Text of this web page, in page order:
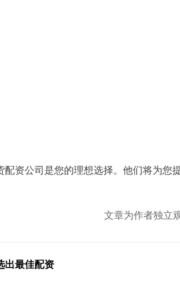
资公司是您的理想选择。他们将为您
文章为作者独立
出最佳配资